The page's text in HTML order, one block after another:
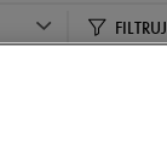
FILTRUJ